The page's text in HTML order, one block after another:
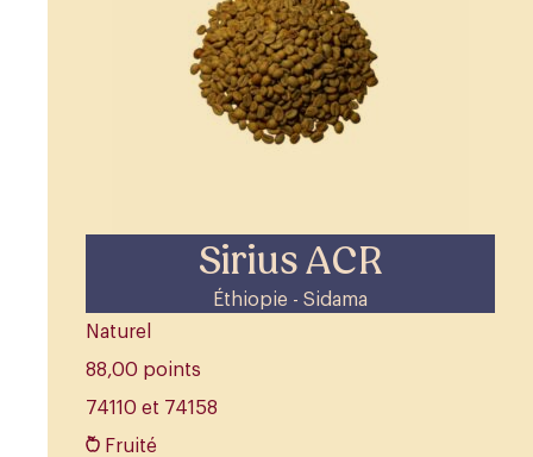
Sirius ACR
Éthiopie - Sidama
Naturel
88,00 points
74110 et 74158
Fruité